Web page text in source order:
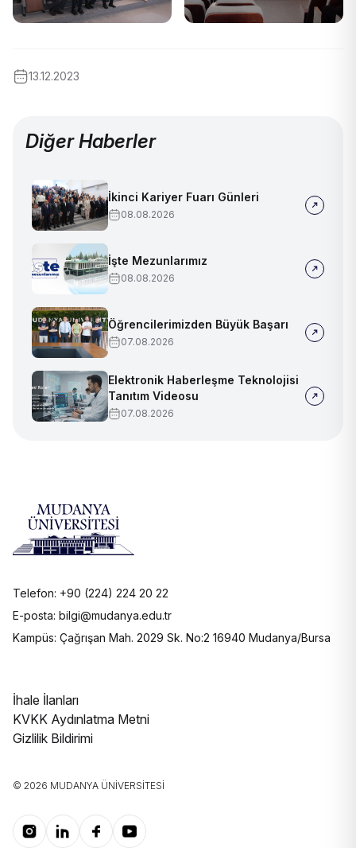
13.12.2023
Diğer Haberler
İkinci Kariyer Fuarı Günleri
08.08.2026
İşte Mezunlarımız
08.08.2026
Öğrencilerimizden Büyük Başarı
07.08.2026
Elektronik Haberleşme Teknolojisi
Tanıtım Videosu
07.08.2026
Telefon: +90 (224) 224 20 22
E-posta: bilgi@mudanya.edu.tr
Kampüs: Çağrışan Mah. 2029 Sk. No:2 16940 Mudanya/Bursa
İhale İlanları
KVKK Aydınlatma Metni
Gizlilik Bildirimi
© 2026 MUDANYA ÜNIVERSITESI